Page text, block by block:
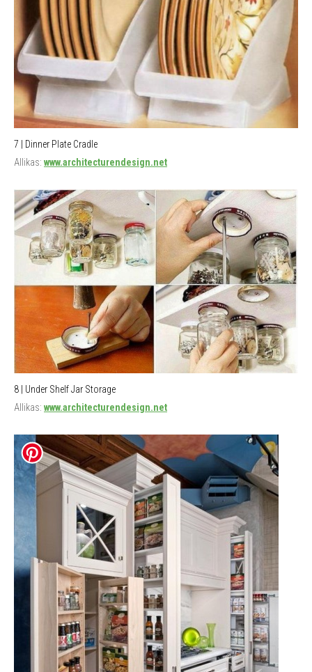
7 | Dinner Plate Cradle
Allikas: www.architecturendesign.net
8 | Under Shelf Jar Storage
Allikas: www.architecturendesign.net